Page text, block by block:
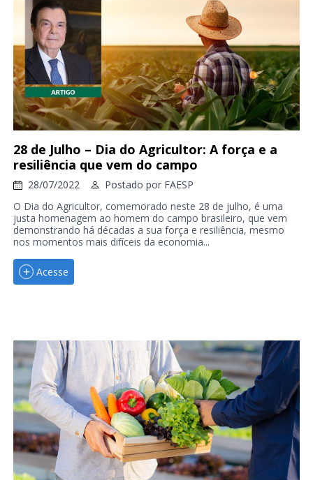
28 de Julho – Dia do Agricultor: A força e a
resiliência que vem do campo
28/07/2022 Postado por FAESP
O Dia do Agricultor, comemorado neste 28 de julho, é uma
justa homenagem ao homem do campo brasileiro, que vem
demonstrando há décadas a sua força e resiliência, mesmo
nos momentos mais difíceis da economia...
Acesse